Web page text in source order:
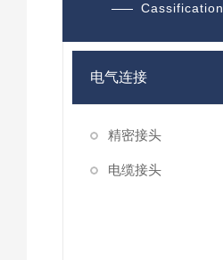
Cassification
电气连接
精密接头
电缆接头